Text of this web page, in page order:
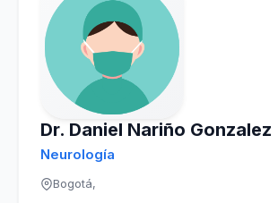
Dr. Daniel Nariño Gonzalez
Neurología
Bogotá,